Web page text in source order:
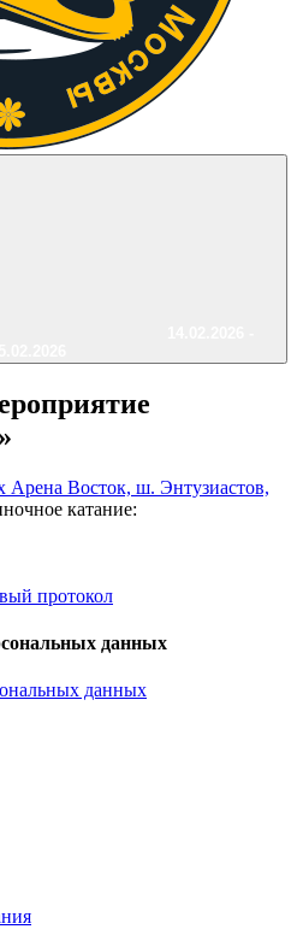
Арена Восток, ш. Энтузиастов,
катание:
протокол
данных
данных